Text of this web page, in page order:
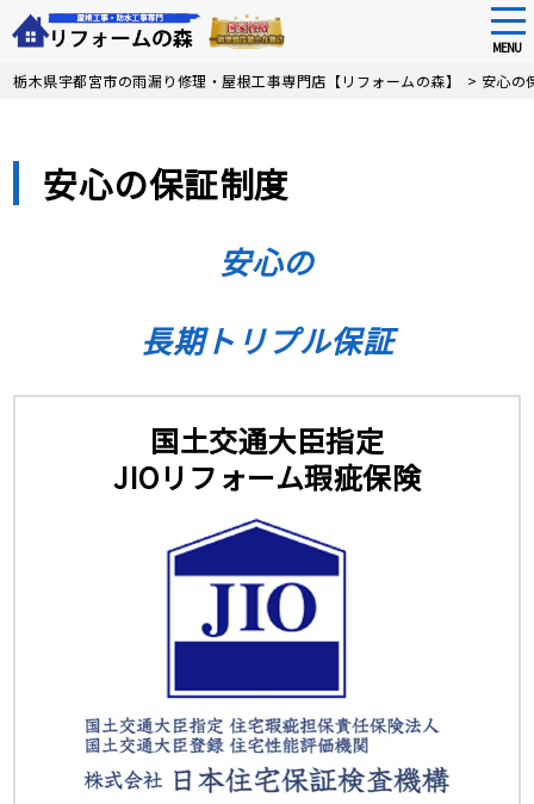
Skip
MENU
栃木県宇都宮市の雨漏り修理・屋根工事専門店【リフォームの森】 > 安心の
安心の保証制度
安心の
長期トリプル保証
国土交通大臣指定
JIOリフォーム瑕疵保険